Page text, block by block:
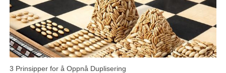
3 Prinsipper for å Oppnå Duplisering